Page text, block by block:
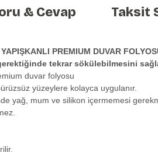
& Cevap Taksit
PREMIUM DUVAR
tekrar sökülebilmesini
duvar folyosu
yüzeylere kolayca uygulanır.
yağ, mum ve silikon içermemesi